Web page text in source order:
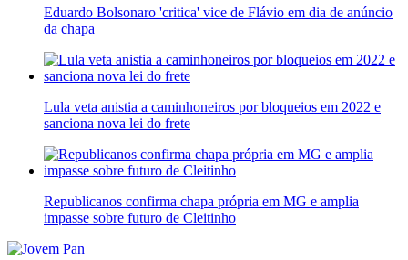
Eduardo Bolsonaro 'critica' vice de Flávio em dia de anúncio
da chapa
Lula veta anistia a caminhoneiros por bloqueios em 2022 e
sanciona nova lei do frete
Republicanos confirma chapa própria em MG e amplia
impasse sobre futuro de Cleitinho